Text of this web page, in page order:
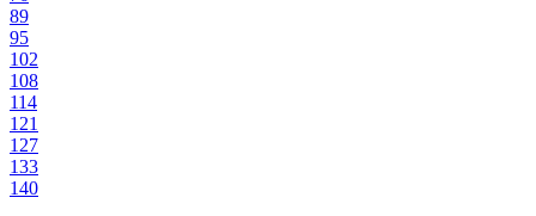
89
95
102
108
114
121
127
133
140